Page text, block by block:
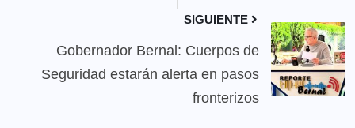
SIGUIENTE
Gobernador Bernal: Cuerpos de
Seguridad estarán alerta en pasos
fronterizos